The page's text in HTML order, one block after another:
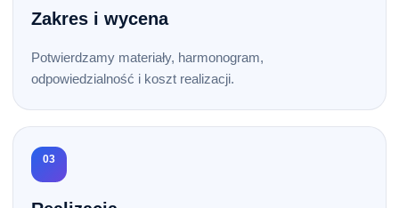
Zakres i wycena
Potwierdzamy materiały, harmonogram,
odpowiedzialność i koszt realizacji.
03